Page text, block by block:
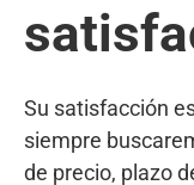
Su satisfacción
siempre
de precio, plazo